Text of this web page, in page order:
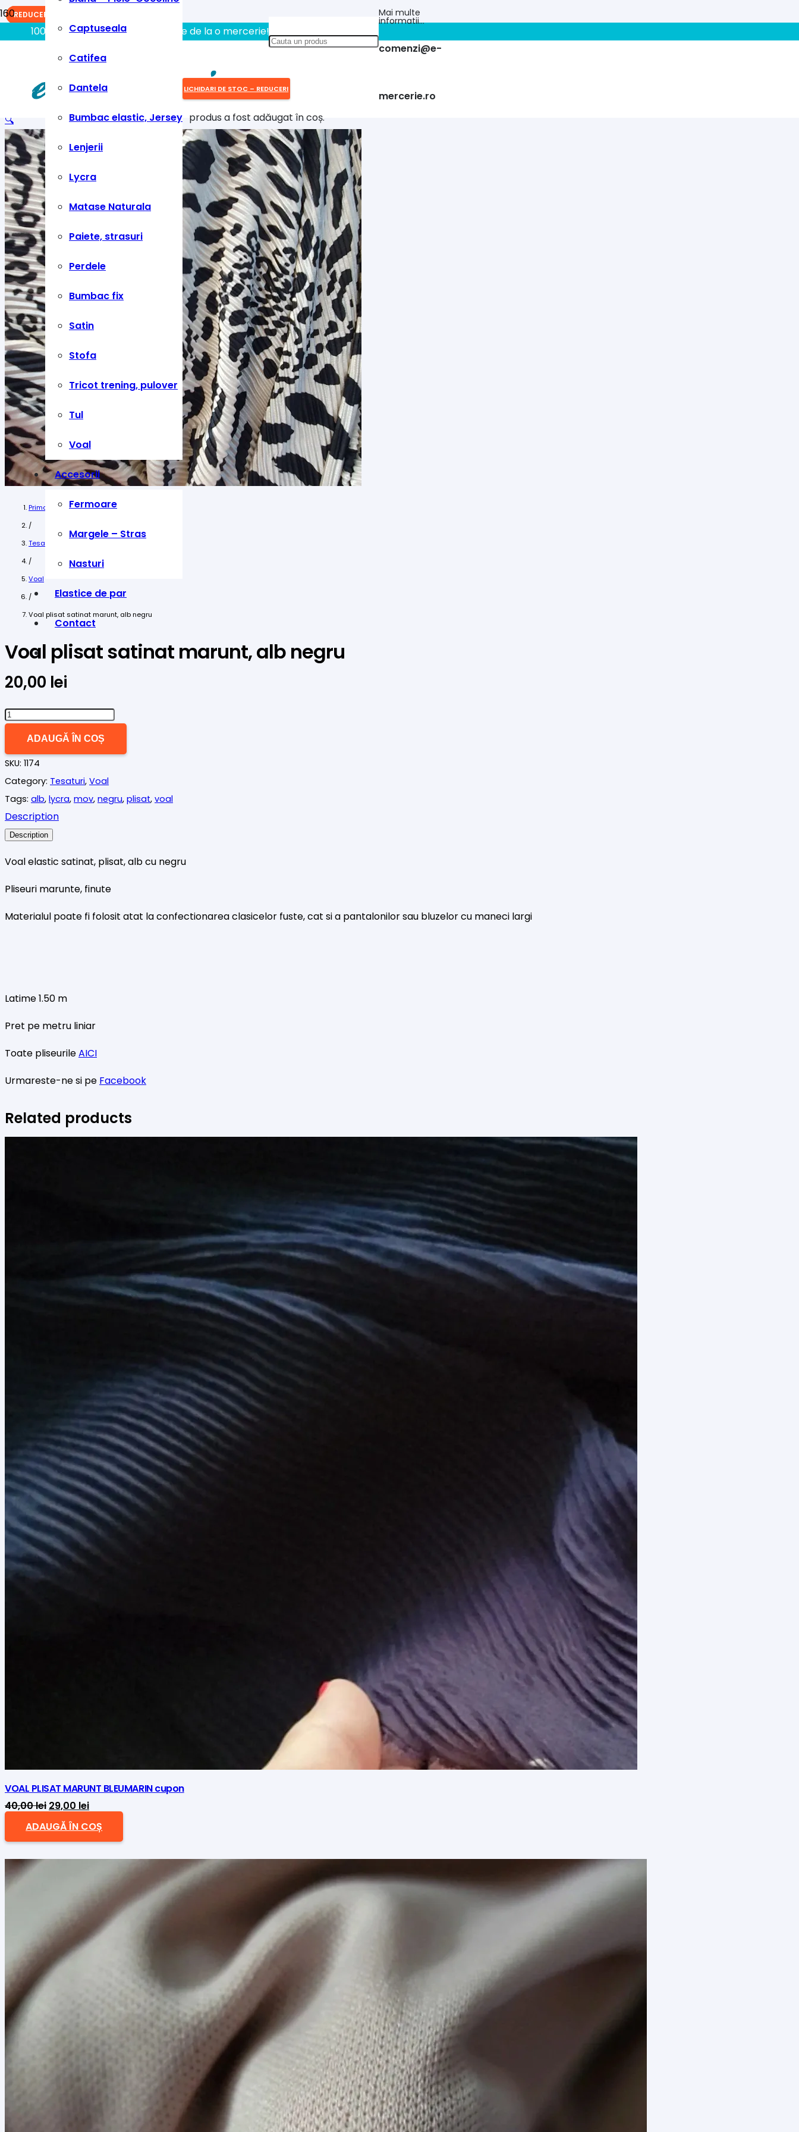
100% aici gasiti tot ce aveti nevoie de la o mercerie!!
Mai multe
informatii…
comenzi@e-
mercerie.ro
Captuseala
Catifea
Dantela
Bumbac elastic, Jersey
Lenjerii
Lycra
Matase Naturala
Paiete, strasuri
Perdele
Bumbac fix
Satin
Stofa
Tricot trening, pulover
Tul
Voal
Accesorii
Fermoare
Margele – Stras
Nasturi
Elastice de par
Contact
LICHIDARI DE STOC – REDUCERI
produsa fost adăugat în coș.
🔍
Prima pagină
/
Tesaturi
/
Voal
/
Voal plisat satinat marunt, alb negru
Voal plisat satinat marunt, alb negru
20,00 lei
Cantitate
plisat
satinat
marunt,
alb
negru
ADAUGĂ ÎN COȘ
SKU: 1174
Category: Tesaturi, Voal
Tags: alb, lycra, mov, negru, plisat, voal
Description
Description
Voal elastic satinat, plisat, alb cu negru
Pliseuri marunte, finute
Materialul poate fi folosit atat la confectionarea clasicelor fuste, cat si a pantalonilor sau bluzelor cu maneci largi
Latime 1.50 m
Pret pe metru liniar
Toate pliseurileAICI
Urmareste-ne si pe Facebook
Related products
REDUCERI!
VOAL PLISAT MARUNT BLEUMARIN cupon
40,00lei Prețul
inițial
a
fost:
29,00 leiPrețul
curent
este:
29,00 lei.
ADAUGĂ ÎN COȘ
REDUCERI!
REDUCERI!